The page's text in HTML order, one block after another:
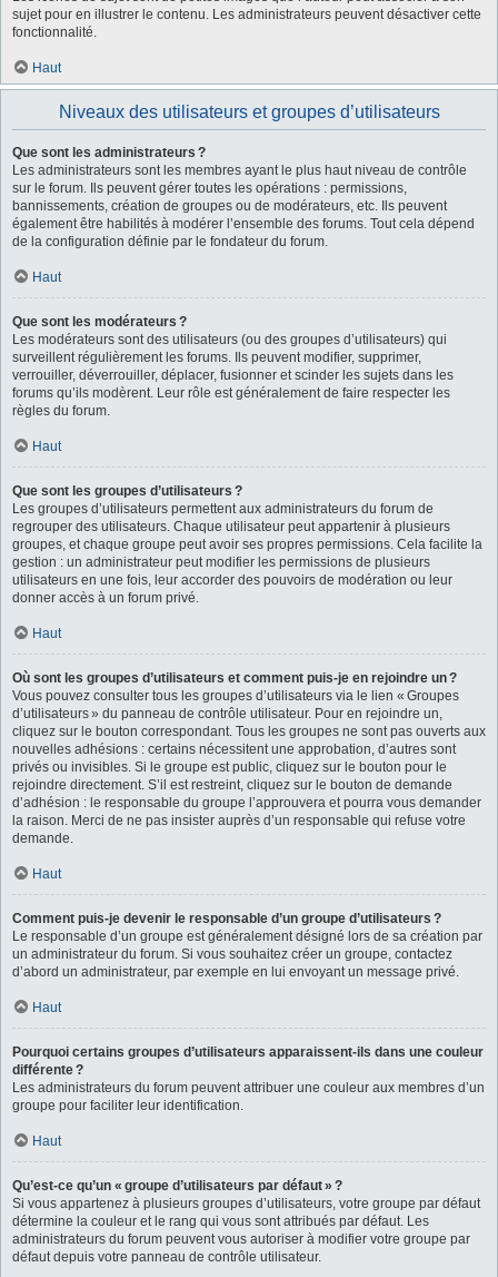
sujet pour en illustrer le contenu. Les administrateurs peuvent désactiver cette
fonctionnalité.
Haut
Niveaux des utilisateurs et groupes d’utilisateurs
Que sont les administrateurs ?
Les administrateurs sont les membres ayant le plus haut niveau de contrôle
sur le forum. Ils peuvent gérer toutes les opérations : permissions,
bannissements, création de groupes ou de modérateurs, etc. Ils peuvent
également être habilités à modérer l’ensemble des forums. Tout cela dépend
de la configuration définie par le fondateur du forum.
Haut
Que sont les modérateurs ?
Les modérateurs sont des utilisateurs (ou des groupes d’utilisateurs) qui
surveillent régulièrement les forums. Ils peuvent modifier, supprimer,
verrouiller, déverrouiller, déplacer, fusionner et scinder les sujets dans les
forums qu’ils modèrent. Leur rôle est généralement de faire respecter les
règles du forum.
Haut
Que sont les groupes d’utilisateurs ?
Les groupes d’utilisateurs permettent aux administrateurs du forum de
regrouper des utilisateurs. Chaque utilisateur peut appartenir à plusieurs
groupes, et chaque groupe peut avoir ses propres permissions. Cela facilite la
gestion : un administrateur peut modifier les permissions de plusieurs
utilisateurs en une fois, leur accorder des pouvoirs de modération ou leur
donner accès à un forum privé.
Haut
Où sont les groupes d’utilisateurs et comment puis-je en rejoindre un ?
Vous pouvez consulter tous les groupes d’utilisateurs via le lien « Groupes
d’utilisateurs » du panneau de contrôle utilisateur. Pour en rejoindre un,
cliquez sur le bouton correspondant. Tous les groupes ne sont pas ouverts aux
nouvelles adhésions : certains nécessitent une approbation, d’autres sont
privés ou invisibles. Si le groupe est public, cliquez sur le bouton pour le
rejoindre directement. S’il est restreint, cliquez sur le bouton de demande
d’adhésion : le responsable du groupe l’approuvera et pourra vous demander
la raison. Merci de ne pas insister auprès d’un responsable qui refuse votre
demande.
Haut
Comment puis-je devenir le responsable d’un groupe d’utilisateurs ?
Le responsable d’un groupe est généralement désigné lors de sa création par
un administrateur du forum. Si vous souhaitez créer un groupe, contactez
d’abord un administrateur, par exemple en lui envoyant un message privé.
Haut
Pourquoi certains groupes d’utilisateurs apparaissent-ils dans une couleur
différente ?
Les administrateurs du forum peuvent attribuer une couleur aux membres d’un
groupe pour faciliter leur identification.
Haut
Qu’est-ce qu’un « groupe d’utilisateurs par défaut » ?
Si vous appartenez à plusieurs groupes d’utilisateurs, votre groupe par défaut
détermine la couleur et le rang qui vous sont attribués par défaut. Les
administrateurs du forum peuvent vous autoriser à modifier votre groupe par
défaut depuis votre panneau de contrôle utilisateur.